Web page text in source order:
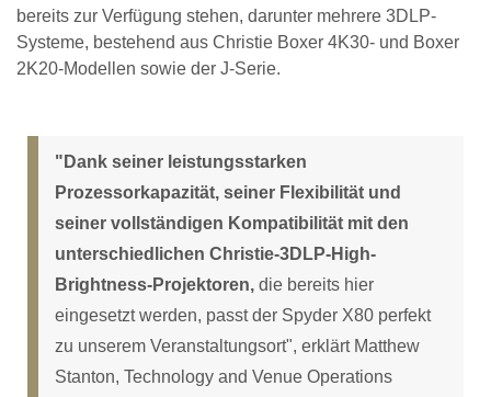
bereits zur Verfügung stehen, darunter mehrere 3DLP-
Systeme, bestehend aus Christie Boxer 4K30- und Boxer
2K20-Modellen sowie der J-Serie.
"Dank seiner leistungsstarken
Prozessorkapazität, seiner Flexibilität und
seiner vollständigen Kompatibilität mit den
unterschiedlichen Christie-3DLP-High-
Brightness-Projektoren, die bereits hier
eingesetzt werden, passt der Spyder X80 perfekt
zu unserem Veranstaltungsort", erklärt Matthew
Stanton, Technology and Venue Operations